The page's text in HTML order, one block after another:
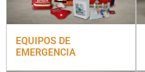
EQUIPOS DE
EMERGENCIA